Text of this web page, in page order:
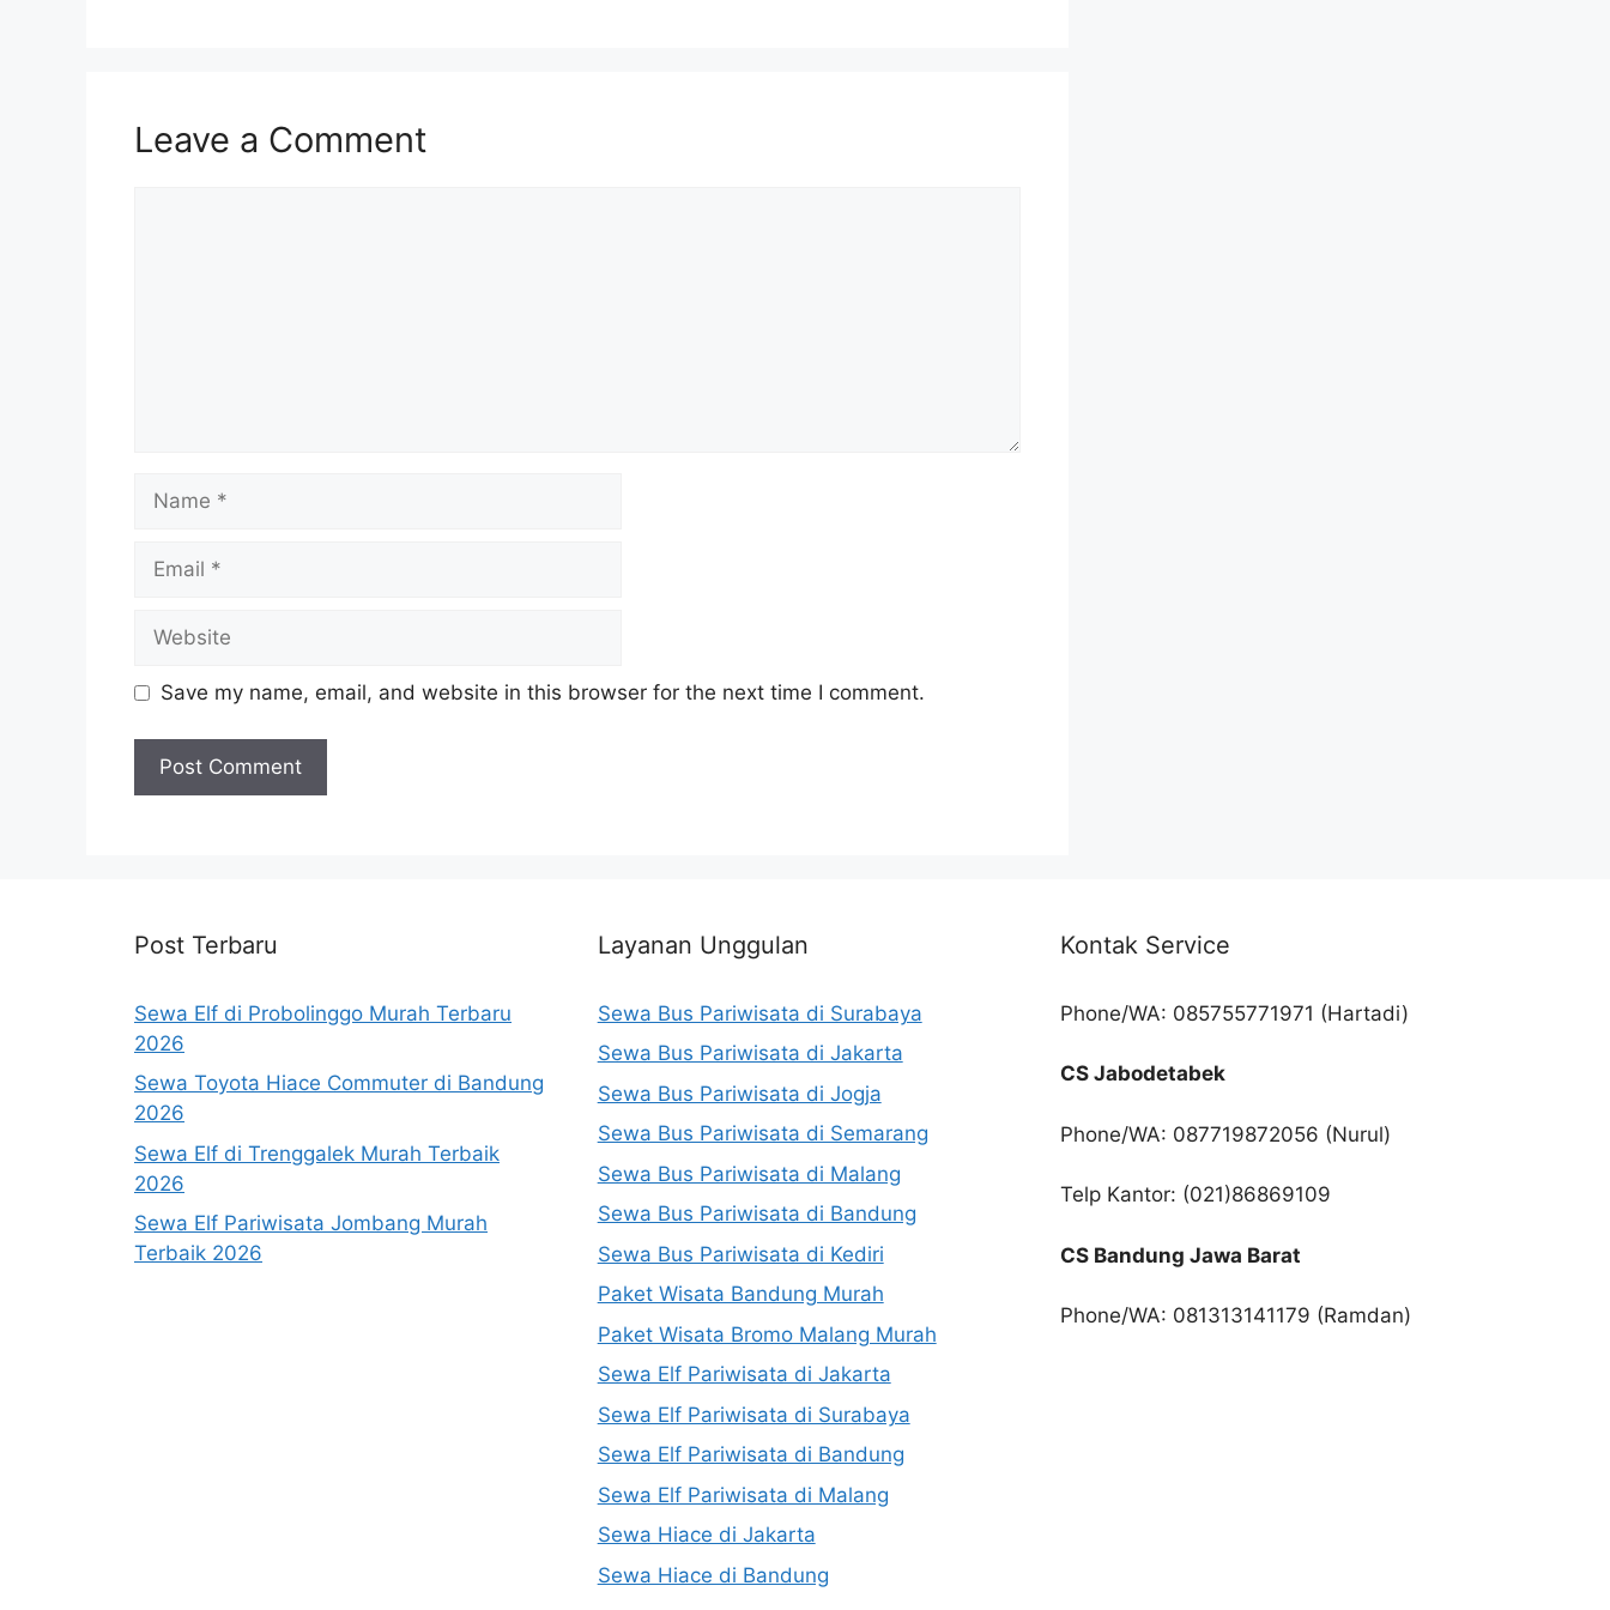
Leave a Comment
Name
Email
Website
Save my name, email, and website in this browser for the next time I comment.
Post Terbaru
Sewa Elf di Probolinggo Murah Terbaru
2026
Sewa Toyota Hiace Commuter di Bandung
2026
Sewa Elf di Trenggalek Murah Terbaik
2026
Sewa Elf Pariwisata Jombang Murah
Terbaik 2026
Layanan Unggulan
Sewa Bus Pariwisata di Surabaya
Sewa Bus Pariwisata di Jakarta
Sewa Bus Pariwisata di Jogja
Sewa Bus Pariwisata di Semarang
Sewa Bus Pariwisata di Malang
Sewa Bus Pariwisata di Bandung
Sewa Bus Pariwisata di Kediri
Paket Wisata Bandung Murah
Paket Wisata Bromo Malang Murah
Sewa Elf Pariwisata di Jakarta
Sewa Elf Pariwisata di Surabaya
Sewa Elf Pariwisata di Bandung
Sewa Elf Pariwisata di Malang
Sewa Hiace di Jakarta
Sewa Hiace di Bandung
Kontak Service
Phone/WA: 085755771971 (Hartadi)
CS Jabodetabek
Phone/WA: 087719872056 (Nurul)
Telp Kantor: (021)86869109
CS Bandung Jawa Barat
Phone/WA: 081313141179 (Ramdan)